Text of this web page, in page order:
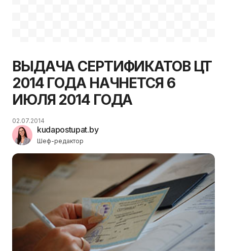
ВЫДАЧА СЕРТИФИКАТОВ ЦТ
2014 ГОДА НАЧНЕТСЯ 6
ИЮЛЯ 2014 ГОДА
kudapostupat.by
Шеф-редактор
02.07.2014